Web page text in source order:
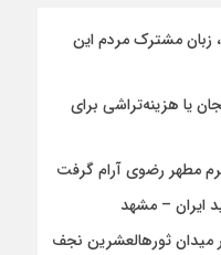
زبان مشترک مردم این
یا هزینه‌تراشی برای
مطهر رضوی آرام گرفت
ایران – مشهد
میدان ثورهالعشرین نجف